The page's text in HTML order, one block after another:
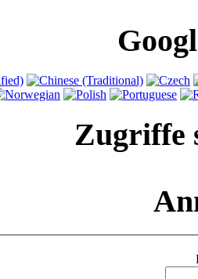
Zugriffe